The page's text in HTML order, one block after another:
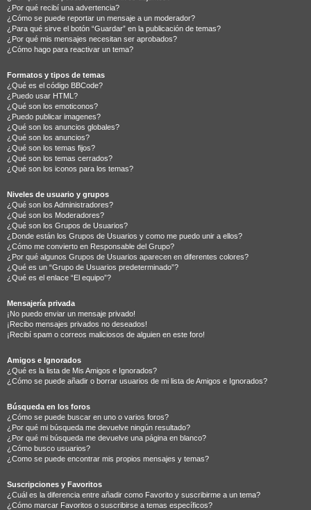
¿Por qué recibí una advertencia?
¿Cómo se puede reportar un mensaje a un moderador?
¿Para qué sirve el botón “Guardar” en la publicación de temas?
¿Por qué mis mensajes necesitan ser aprobados?
¿Cómo hago para reactivar un tema?
Formatos y tipos de temas
¿Qué es el código BBCode?
¿Puedo usar HTML?
¿Qué son los emoticonos?
¿Puedo publicar imagenes?
¿Qué son los anuncios globales?
¿Qué son los anuncios?
¿Qué son los temas fijos?
¿Qué son los temas cerrados?
¿Qué son los iconos para los temas?
Niveles de usuario y grupos
¿Qué son los Administradores?
¿Qué son los Moderadores?
¿Qué son los Grupos de Usuarios?
¿Donde están los Grupos de Usuarios y como me puedo unir a ellos?
¿Cómo me convierto en Responsable del Grupo?
¿Por qué algunos Grupos de Usuarios aparecen en diferentes colores?
¿Qué es un “Grupo de Usuarios predeterminado”?
¿Qué es el enlace “El equipo”?
Mensajería privada
¡No puedo enviar un mensaje privado!
¡Recibo mensajes privados no deseados!
¡Recibí spam o correos maliciosos de alguien en este foro!
Amigos e Ignorados
¿Qué es la lista de Mis Amigos e Ignorados?
¿Cómo se puede añadir o borrar usuarios de mi lista de Amigos e Ignorados?
Búsqueda en los foros
¿Cómo se puede buscar en uno o varios foros?
¿Por qué mi búsqueda me devuelve ningún resultado?
¿Por qué mi búsqueda me devuelve una página en blanco?
¿Cómo busco usuarios?
¿Como se puede encontrar mis propios mensajes y temas?
Suscripciones y Favoritos
¿Cuál es la diferencia entre añadir como Favorito y suscribirme a un tema?
¿Cómo marcar Favoritos o suscribirse a temas específicos?